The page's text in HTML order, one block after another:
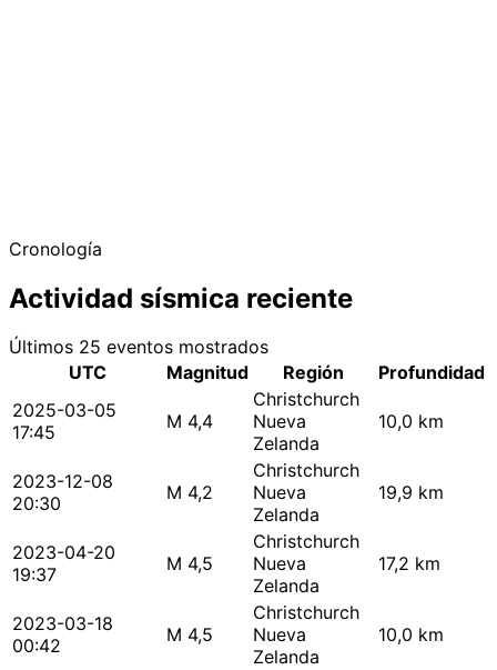
Cronología
Actividad sísmica reciente
Últimos 25 eventos mostrados
UTC
Magnitud Región
Profundidad
2025-03-05
17:45
M 4,4
Christchurch
Nueva
Zelanda
10,0 km
2023-12-08
20:30
M 4,2
Christchurch
Nueva
Zelanda
19,9 km
2023-04-20
19:37
M 4,5
Christchurch
Nueva
Zelanda
17,2 km
2023-03-18
00:42
M 4,5
Christchurch
Nueva
Zelanda
10,0 km